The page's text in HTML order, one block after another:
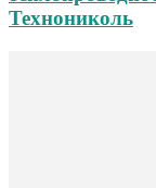
Технониколь